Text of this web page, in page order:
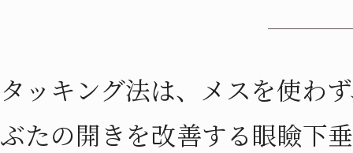
タッキング法は、メスを使わ
ぶたの開きを改善する眼瞼下